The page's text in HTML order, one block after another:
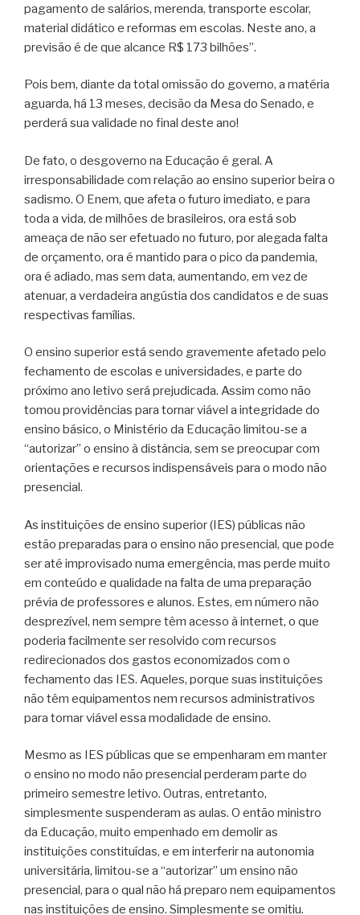
pagamento de salários, merenda, transporte escolar,
material didático e reformas em escolas. Neste ano, a
previsão é de que alcance R$ 173 bilhões”.
Pois bem, diante da total omissão do governo, a matéria
aguarda, há 13 meses, decisão da Mesa do Senado, e
perderá sua validade no final deste ano!
De fato, o desgoverno na Educação é geral. A
irresponsabilidade com relação ao ensino superior beira o
sadismo. O Enem, que afeta o futuro imediato, e para
toda a vida, de milhões de brasileiros, ora está sob
ameaça de não ser efetuado no futuro, por alegada falta
de orçamento, ora é mantido para o pico da pandemia,
ora é adiado, mas sem data, aumentando, em vez de
atenuar, a verdadeira angústia dos candidatos e de suas
respectivas famílias.
O ensino superior está sendo gravemente afetado pelo
fechamento de escolas e universidades, e parte do
próximo ano letivo será prejudicada. Assim como não
tomou providências para tornar viável a integridade do
ensino básico, o Ministério da Educação limitou-se a
“autorizar” o ensino à distância, sem se preocupar com
orientações e recursos indispensáveis para o modo não
presencial.
As instituições de ensino superior (IES) públicas não
estão preparadas para o ensino não presencial, que pode
ser até improvisado numa emergência, mas perde muito
em conteúdo e qualidade na falta de uma preparação
prévia de professores e alunos. Estes, em número não
desprezível, nem sempre têm acesso à internet, o que
poderia facilmente ser resolvido com recursos
redirecionados dos gastos economizados com o
fechamento das IES. Aqueles, porque suas instituições
não têm equipamentos nem recursos administrativos
para tornar viável essa modalidade de ensino.
Mesmo as IES públicas que se empenharam em manter
o ensino no modo não presencial perderam parte do
primeiro semestre letivo. Outras, entretanto,
simplesmente suspenderam as aulas. O então ministro
da Educação, muito empenhado em demolir as
instituições constituídas, e em interferir na autonomia
universitária, limitou-se a “autorizar” um ensino não
presencial, para o qual não há preparo nem equipamentos
nas instituições de ensino. Simplesmente se omitiu.